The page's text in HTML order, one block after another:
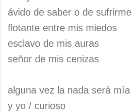
ávido de saber o de sufrirme
flotante entre mis miedos
esclavo de mis auras
señor de mis cenizas
alguna vez la nada será mía
y yo / curioso